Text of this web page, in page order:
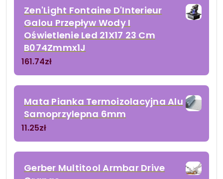
Zen'Light Fontaine D'Interieur
Galou Przepływ Wody I
Oświetlenie Led 21X17 23 Cm
B074Zmmx1J
161.74zł
Mata Pianka Termoizolacyjna Alu
Samoprzylepna 6mm
11.25zł
Gerber Multitool Armbar Drive